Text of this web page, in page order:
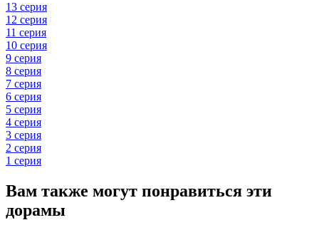
13 серия
12 серия
11 серия
10 серия
9 серия
8 серия
7 серия
6 серия
5 серия
4 серия
3 серия
2 серия
1 серия
Вам также могут понравиться эти
дорамы